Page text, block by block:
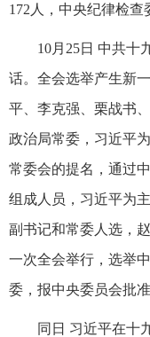
172人，中央纪律检查
10月25日 中共十
话。全会选举产生新
平、李克强、栗战书
政治局常委，习近平
常委会的提名，通过
组成人员，习近平为
副书记和常委人选，
一次全会举行，选举
委，报中央委员会批准
同日 习近平在十